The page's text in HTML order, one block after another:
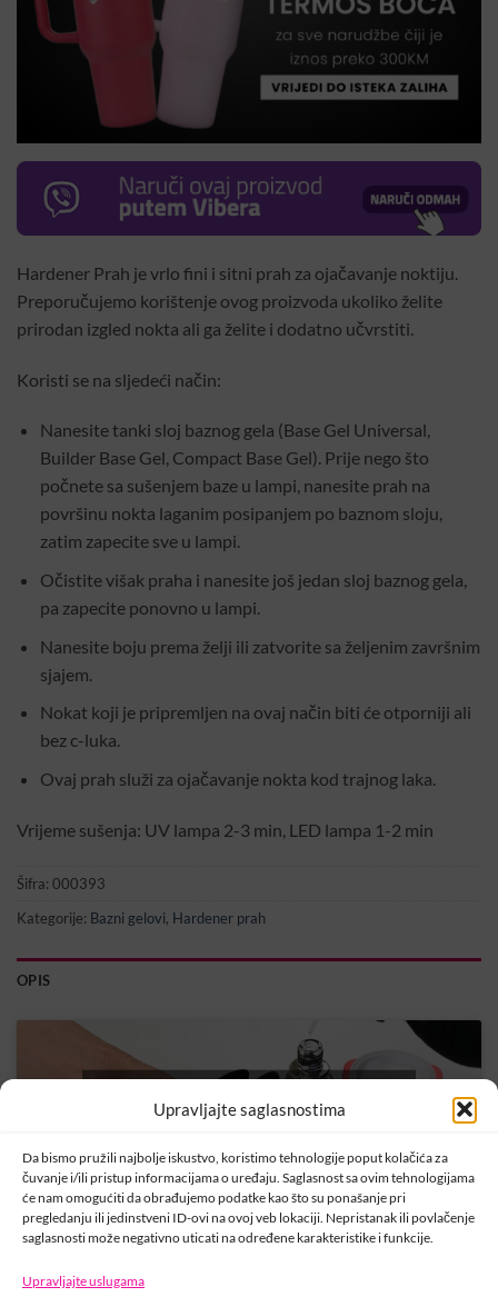
Upravljajte saglasnostima
Da bismo pružili najbolje iskustvo, koristimo tehnologije poput kolačića za
čuvanje i/ili pristup informacijama o uređaju. Saglasnost sa ovim tehnologijama
će nam omogućiti da obrađujemo podatke kao što su ponašanje pri
pregledanju ili jedinstveni ID-ovi na ovoj veb lokaciji. Nepristanak ili povlačenje
saglasnosti može negativno uticati na određene karakteristike i funkcije.
Upravljajte uslugama
Hardener Prah je vrlo fini i sitni prah za ojačavanje noktiju.
Preporučujemo korištenje ovog proizvoda ukoliko želite
prirodan izgled nokta ali ga želite i dodatno učvrstiti.
Koristi se na sljedeći način:
Nanesite tanki sloj baznog gela (Base Gel Universal,
Builder Base Gel, Compact Base Gel). Prije nego što
počnete sa sušenjem baze u lampi, nanesite prah na
površinu nokta laganim posipanjem po baznom sloju,
zatim zapecite sve u lampi.
Očistite višak praha i nanesite još jedan sloj baznog gela,
pa zapecite ponovno u lampi.
Nanesite boju prema želji ili zatvorite sa željenim završnim
sjajem.
Nokat koji je pripremljen na ovaj način biti će otporniji ali
bez c-luka.
Ovaj prah služi za ojačavanje nokta kod trajnog laka.
Vrijeme sušenja: UV lampa 2-3 min, LED lampa 1-2 min
Šifra: 000393
Kategorije: Bazni gelovi, Hardener prah
OPIS
Youtube
SLAŽEM SE